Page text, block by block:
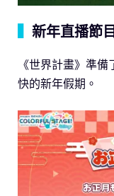
新年直播節
《世界計畫》準
快的新年假期。